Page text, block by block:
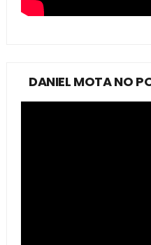
DANIEL MOTA NO